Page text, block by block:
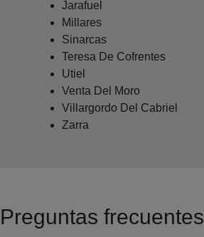
Jarafuel
Millares
Sinarcas
Teresa De Cofrentes
Utiel
Venta Del Moro
Villargordo Del Cabriel
Zarra
Preguntas frecuentes